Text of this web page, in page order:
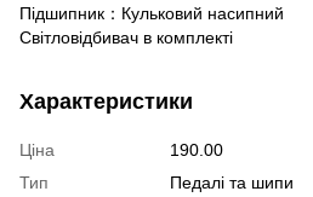
Підшипник：Кульковий насипний
Світловідбивач в комплекті
Характеристики
Ціна
190.00
Тип
Педалі та шипи